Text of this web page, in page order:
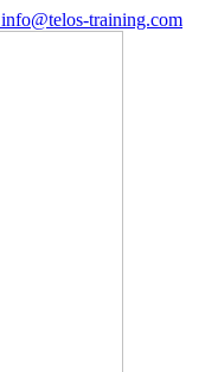
info@telos-training.com